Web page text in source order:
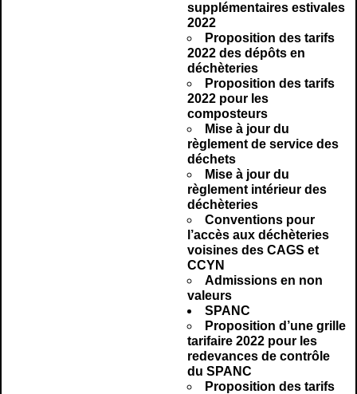
supplémentaires estivales
2022
Proposition des tarifs
2022 des dépôts en
déchèteries
Proposition des tarifs
2022 pour les
composteurs
Mise à jour du
règlement de service des
déchets
Mise à jour du
règlement intérieur des
déchèteries
Conventions pour
l’accès aux déchèteries
voisines des CAGS et
CCYN
Admissions en non
valeurs
SPANC
Proposition d’une grille
tarifaire 2022 pour les
redevances de contrôl e
du SPANC
Proposition des tarifs